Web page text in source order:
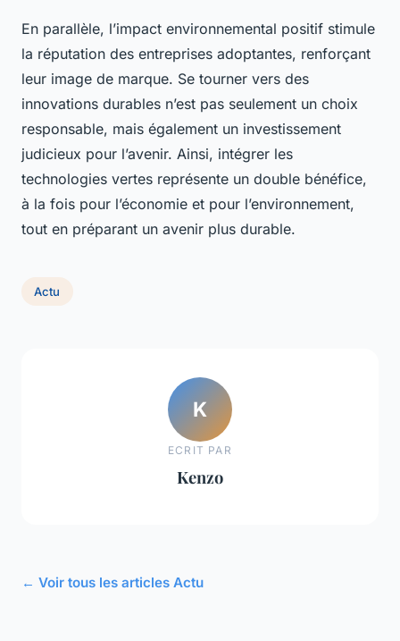
En parallèle, l’impact environnemental positif stimule
la réputation des entreprises adoptantes, renforçant
leur image de marque. Se tourner vers des
innovations durables n’est pas seulement un choix
responsable, mais également un investissement
judicieux pour l’avenir. Ainsi, intégrer les
technologies vertes représente un double bénéfice,
à la fois pour l’économie et pour l’environnement,
tout en préparant un avenir plus durable.
Actu
K
ECRIT PAR
Kenzo
← Voir tous les articles Actu